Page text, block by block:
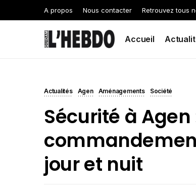
A propos Nous contacter Retrouvez tous
Accueil
Actualités Agen Aménagements Société
Sécurité à
jour et nuit